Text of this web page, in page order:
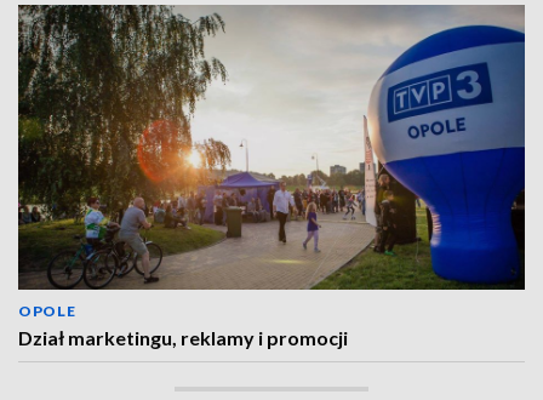
OPOLE
Dział marketingu, reklamy i promocji